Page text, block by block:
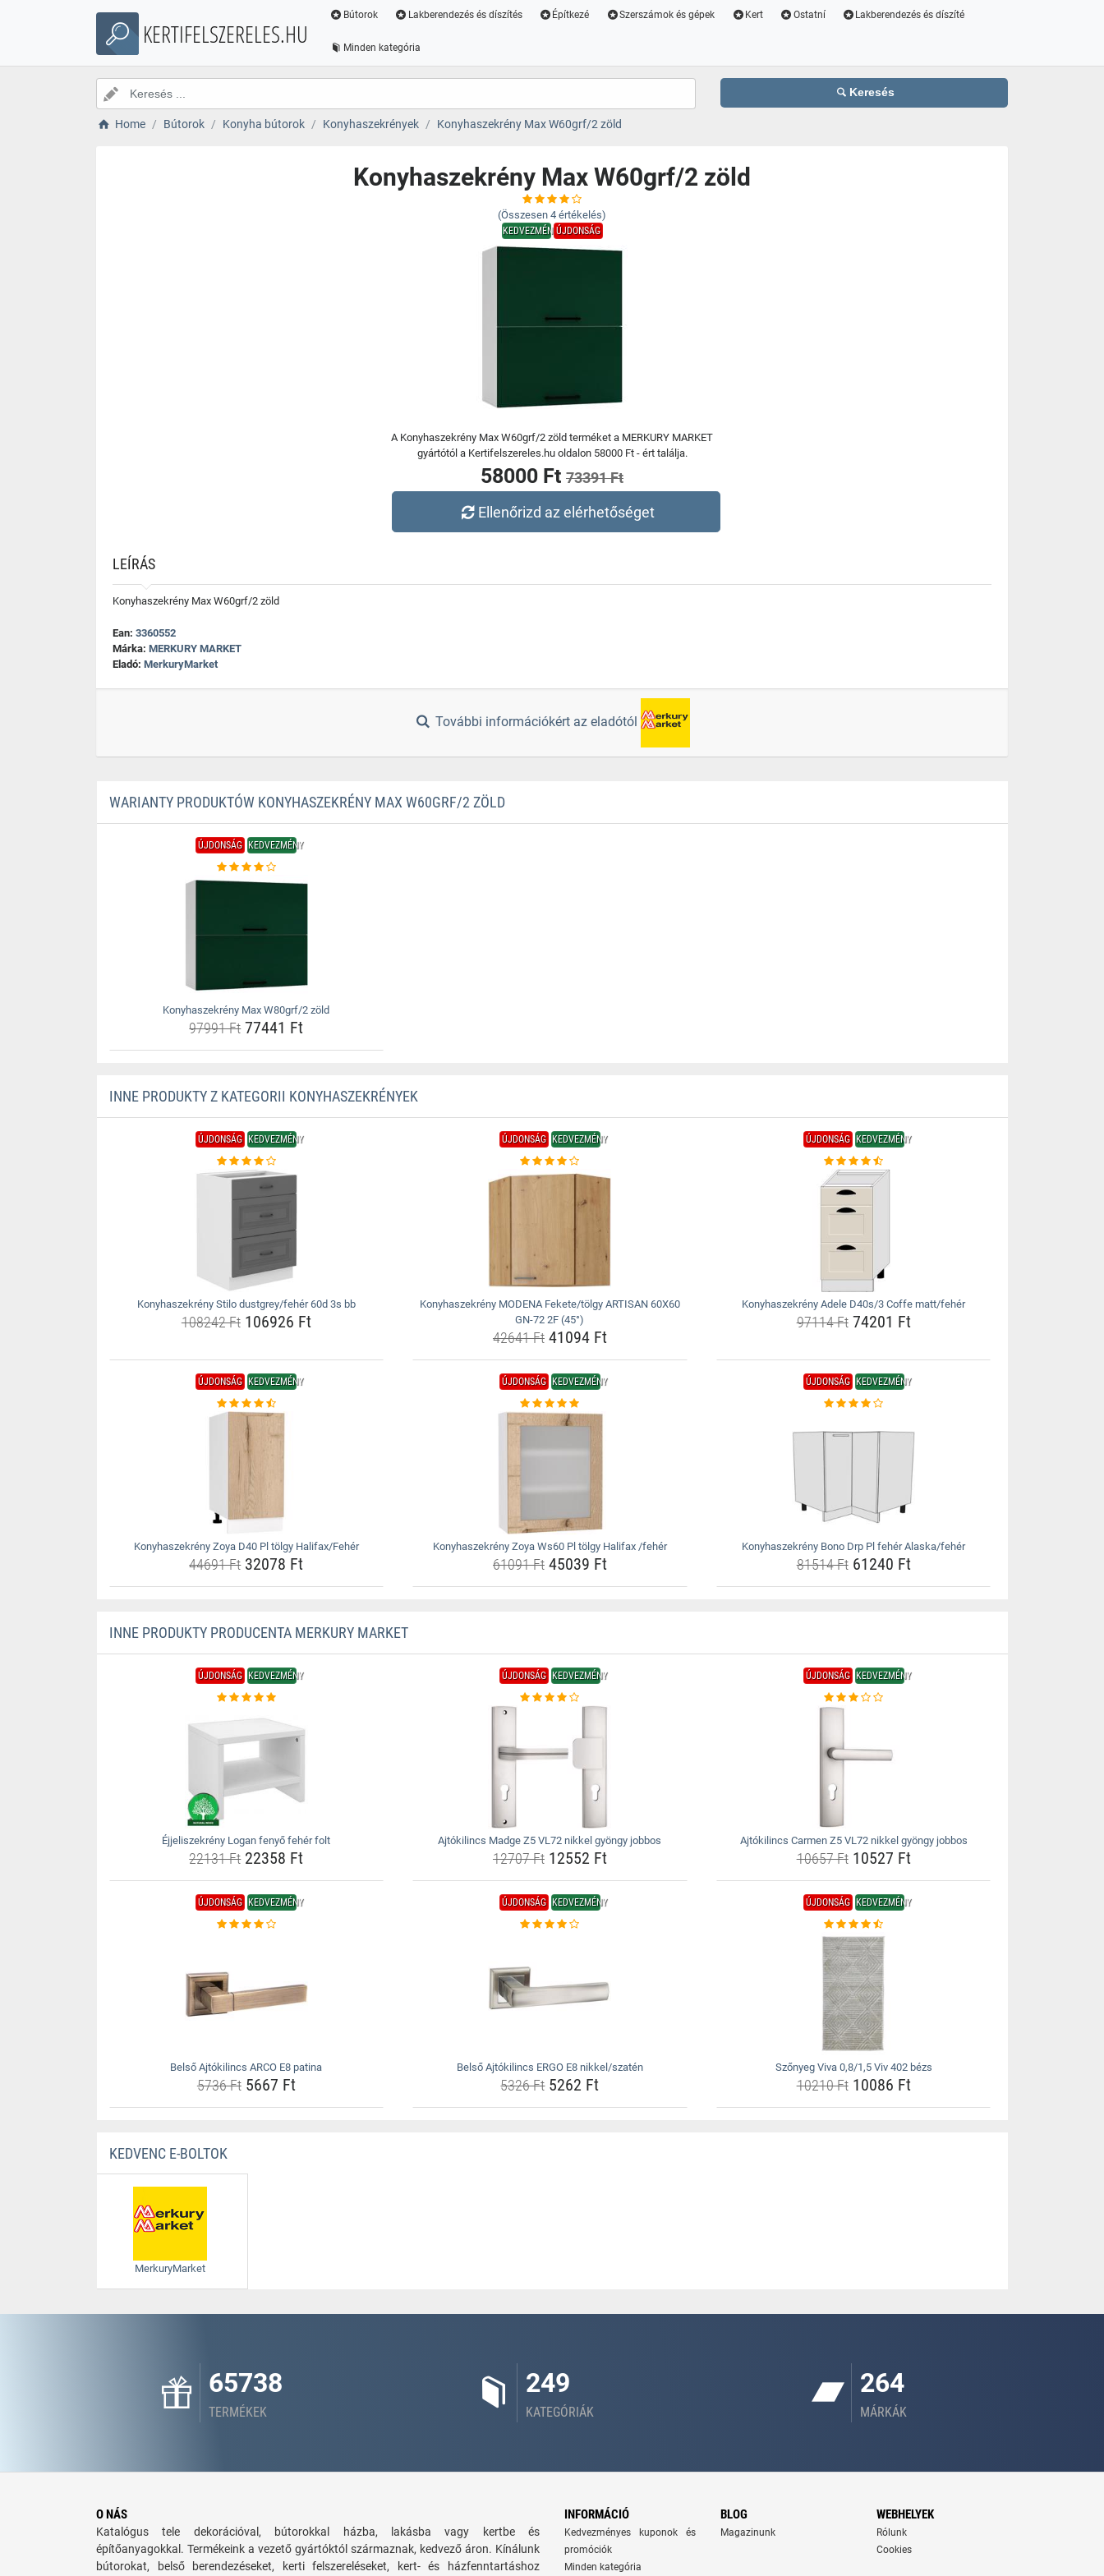
KERTIFELSZERELES.HU
Bútorok Lakberendezés és díszítés Építkezé Szerszámok és gépek Kert Ostatní Lakberendezés és díszíté
Minden kategória
Keresés
Home Bútorok Konyha bútorok Konyhaszekrények Konyhaszekrény Max W60grf/2 zöld
Konyhaszekrény Max W60grf/2 zöld
(Összesen 4 értékelés)
KEDVEZMÉNYÚJDONSÁG
A Konyhaszekrény Max W60grf/2 zöld terméket a MERKURY MARKET
gyártótól a Kertifelszereles.hu oldalon 58000 Ft - ért találja.
58000 Ft 73391 Ft
Ellenőrizd az elérhetőséget
LEÍRÁS
Konyhaszekrény Max W60grf/2 zöld
Ean: 3360552
Márka: MERKURY MARKET
Eladó: MerkuryMarket
További információkért az eladótól
WARIANTY PRODUKTÓW KONYHASZEKRÉNY MAX W60GRF/2 ZÖLD
ÚJDONSÁG KEDVEZMÉNY
Konyhaszekrény Max W80grf/2 zöld
97991 Ft77441 Ft
INNE PRODUKTY Z KATEGORII KONYHASZEKRÉNYEK
ÚJDONSÁG KEDVEZMÉNY
Konyhaszekrény Stilo dustgrey/fehér 60d 3s bb
108242 Ft106926 Ft
ÚJDONSÁG KEDVEZMÉNY
Konyhaszekrény MODENA Fekete/tölgy ARTISAN 60X60
GN-72 2F (45°)
42641 Ft41094 Ft
ÚJDONSÁG KEDVEZMÉNY
Konyhaszekrény Adele D40s/3 Coffe matt/fehér
97114 Ft74201 Ft
ÚJDONSÁG KEDVEZMÉNY
Konyhaszekrény Zoya D40 Pl tölgy Halifax/Fehér
44691 Ft32078 Ft
ÚJDONSÁG KEDVEZMÉNY
Konyhaszekrény Zoya Ws60 Pl tölgy Halifax /fehér
61091 Ft45039 Ft
ÚJDONSÁG KEDVEZMÉNY
Konyhaszekrény Bono Drp Pl fehér Alaska/fehér
81514 Ft61240 Ft
INNE PRODUKTY PRODUCENTA MERKURY MARKET
ÚJDONSÁG KEDVEZMÉNY
Éjjeliszekrény Logan fenyő fehér folt
22131 Ft22358 Ft
ÚJDONSÁG KEDVEZMÉNY
Ajtókilincs Madge Z5 VL72 nikkel gyöngy jobbos
12707 Ft12552 Ft
ÚJDONSÁG KEDVEZMÉNY
Ajtókilincs Carmen Z5 VL72 nikkel gyöngy jobbos
10657 Ft10527 Ft
ÚJDONSÁG KEDVEZMÉNY
Belső Ajtókilincs ARCO E8 patina
5736 Ft5667 Ft
ÚJDONSÁG KEDVEZMÉNY
Belső Ajtókilincs ERGO E8 nikkel/szatén
5326 Ft5262 Ft
ÚJDONSÁG KEDVEZMÉNY
Szőnyeg Viva 0,8/1,5 Viv 402 bézs
10210 Ft10086 Ft
KEDVENC E-BOLTOK
MerkuryMarket
65738
TERMÉKEK
249
KATEGÓRIÁK
264
MÁRKÁK
O NÁS
Katalógus tele dekorációval, bútorokkal házba, lakásba vagy kertbe és
építőanyagokkal. Termékeink a vezető gyártóktól származnak, kedvező áron. Kínálunk
bútorokat, belső berendezéseket, kerti felszereléseket, kert- és házfenntartáshoz
INFORMÁCIÓ
Kedvezményes kuponok és
promóciók
Minden kategória
BLOG
Magazinunk
WEBHELYEK
Rólunk
Cookies